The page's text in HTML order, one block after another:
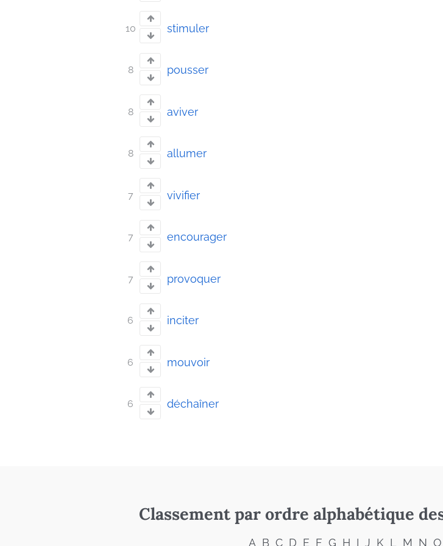
10 stimuler
8 pousser
8 aviver
8 allumer
7 vivifier
7 encourager
7 provoquer
6 inciter
6 mouvoir
6 déchaîner
Classement par ordre alphabétique
A B C D E F G H I J K L M N O